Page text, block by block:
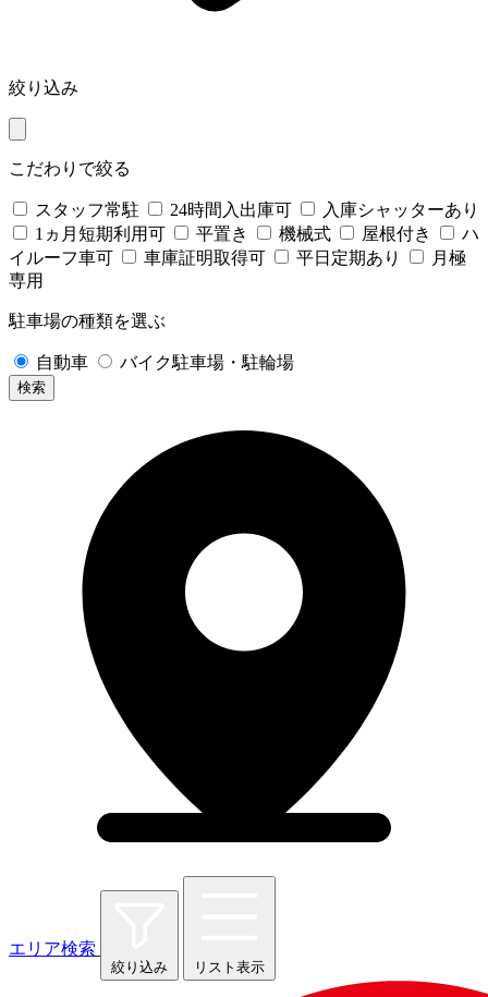
絞り込み
こだわりで絞る
スタッフ常駐 24時間入出庫可
入庫シャッターあり
1ヵ月短期利用可
平置き 機械式 屋根付き
ハ
イルーフ車可
車庫証明取得可 平日定期あり
月極
専用
駐車場の種類を選ぶ
自動車 バイク駐車場・駐輪場
検索
エリア検索
絞り込み リスト表示